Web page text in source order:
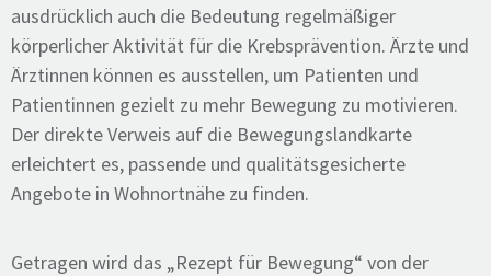
ausdrücklich auch die Bedeutung regelmäßiger
körperlicher Aktivität für die Krebsprävention. Ärzte und
Ärztinnen können es ausstellen, um Patienten und
Patientinnen gezielt zu mehr Bewegung zu motivieren.
Der direkte Verweis auf die Bewegungslandkarte
erleichtert es, passende und qualitätsgesicherte
Angebote in Wohnortnähe zu finden.
Getragen wird das „Rezept für Bewegung“ von der